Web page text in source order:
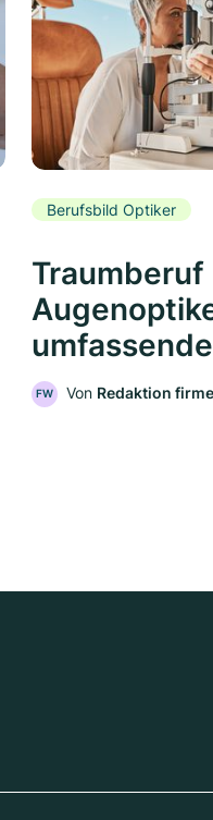
Berufsbild Optiker
Traumberuf
FW Von Redaktion